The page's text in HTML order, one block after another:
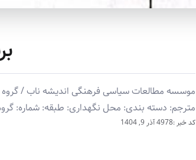
موسسه مطالعات سیاسی فرهنگی اندیشه ناب / گروه
مترجم: دسته بندی: محل نگهداری: طبقه: شماره:
کد خبر :4978 آذر 9, 1404